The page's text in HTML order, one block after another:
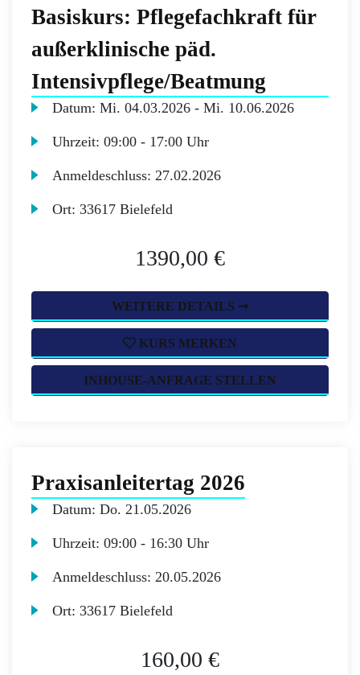
Basiskurs: Pflegefachkraft für
außerklinische päd.
Intensivpflege/Beatmung
Datum:Mi. 04.03.2026 -Mi. 10.06.2026
Uhrzeit:09:00 - 17:00 Uhr
Anmeldeschluss:27.02.2026
Ort:33617 Bielefeld
1390,00 €
WEITERE DETAILS ➞
KURS MERKEN
INHOUSE-ANFRAGE STELLEN
Praxisanleitertag 2026
Datum:Do. 21.05.2026
Uhrzeit:09:00 - 16:30 Uhr
Anmeldeschluss:20.05.2026
Ort:33617 Bielefeld
160,00 €